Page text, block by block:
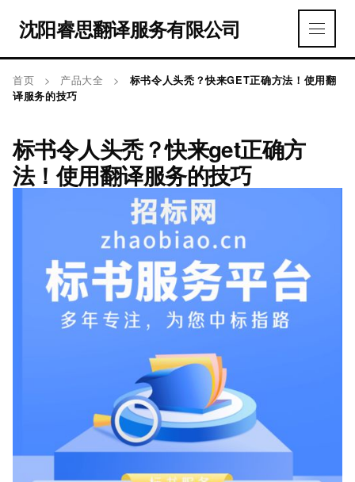
沈阳睿思翻译服务有限公司
首页 > 产品大全 >
标书令人头秃？快来GET正确方法！使用翻
译服务的技巧
标书令人头秃？快来get正确方
法！使用翻译服务的技巧